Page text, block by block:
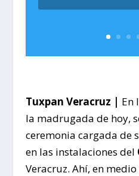
Tuxpan Veracruz | En
la madrugada de hoy,
ceremonia cargada de
en las instalaciones del
Veracruz. Ahí, en